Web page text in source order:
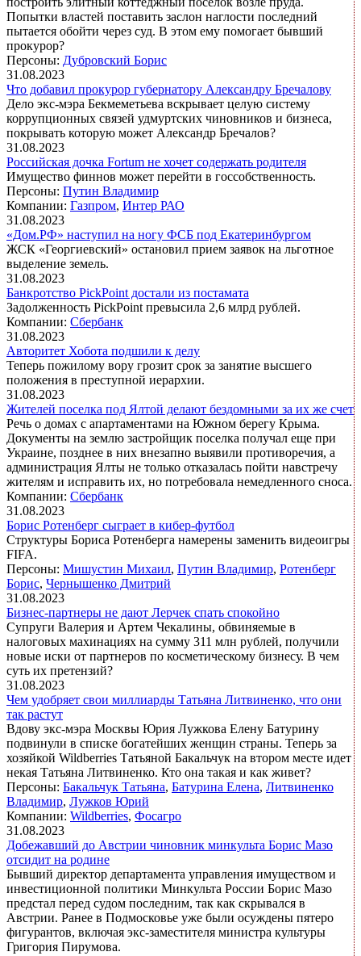
Попытки властей поставить заслон наглости последний
пытается обойти через суд. В этом ему помогает бывший
прокурор?
Персоны: Дубровский Борис
31.08.2023
Что добавил прокурор губернатору Александру Бречалову
Дело экс-мэра Бекмеметьева вскрывает целую систему
коррупционных связей удмуртских чиновников и бизнеса,
покрывать которую может Александр Бречалов?
31.08.2023
Российская дочка Fortum не хочет содержать родителя
Имущество финнов может перейти в госсобственность.
Персоны: Путин Владимир
Компании: Газпром, Интер РАО
31.08.2023
«Дом.РФ» наступил на ногу ФСБ под Екатеринбургом
ЖСК «Георгиевский» остановил прием заявок на льготное
выделение земель.
31.08.2023
Банкротство PickPoint достали из постамата
Задолженность PickPoint превысила 2,6 млрд рублей.
Компании: Сбербанк
31.08.2023
Авторитет Хобота подшили к делу
Теперь пожилому вору грозит срок за занятие высшего
положения в преступной иерархии.
31.08.2023
Жителей поселка под Ялтой делают бездомными за их же счет
Речь о домах с апартаментами на Южном берегу Крыма.
Документы на землю застройщик поселка получал еще при
Украине, позднее в них внезапно выявили противоречия, а
администрация Ялты не только отказалась пойти навстречу
жителям и исправить их, но потребовала немедленного сноса.
Компании: Сбербанк
31.08.2023
Борис Ротенберг сыграет в кибер-футбол
Структуры Бориса Ротенберга намерены заменить видеоигры
FIFA.
Персоны: Мишустин Михаил, Путин Владимир, Ротенберг
Борис, Чернышенко Дмитрий
31.08.2023
Бизнес-партнеры не дают Лерчек спать спокойно
Супруги Валерия и Артем Чекалины, обвиняемые в
налоговых махинациях на сумму 311 млн рублей, получили
новые иски от партнеров по косметическому бизнесу. В чем
суть их претензий?
31.08.2023
Чем удобряет свои миллиарды Татьяна Литвиненко, что они
так растут
Вдову экс-мэра Москвы Юрия Лужкова Елену Батурину
подвинули в списке богатейших женщин страны. Теперь за
хозяйкой Wildberries Татьяной Бакальчук на втором месте идет
некая Татьяна Литвиненко. Кто она такая и как живет?
Персоны: Бакальчук Татьяна, Батурина Елена, Литвиненко
Владимир, Лужков Юрий
Компании: Wildberries, Фосагро
31.08.2023
Добежавший до Австрии чиновник минкульта Борис Мазо
отсидит на родине
Бывший директор департамента управления имуществом и
инвестиционной политики Минкульта России Борис Мазо
предстал перед судом последним, так как скрывался в
Австрии. Ранее в Подмосковье уже были осуждены пятеро
фигурантов, включая экс-заместителя министра культуры
Григория Пирумова.